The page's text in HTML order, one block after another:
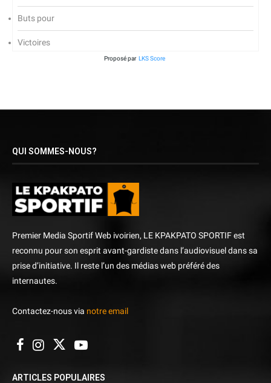
Buts pour
Victoires
Proposé par LKS Score
QUI SOMMES-NOUS?
Premier Media Sportif Web ivoirien, LE KPAKPATO SPORTIF est
reconnu pour son esprit avant-gardiste dans l’audiovisuel dans sa
prise d’initiative. Il reste l’un des médias web préféré des
internautes.
Contactez-nous via notre email
ARTICLES POPULAIRES